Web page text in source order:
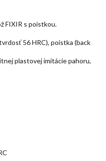
FIXIR s poistkou.
56 HRC), poistka (back
plastovej imitácie pahoru,